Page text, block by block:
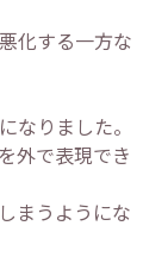
化する一方な
なりました。
外で表現でき
まうようにな